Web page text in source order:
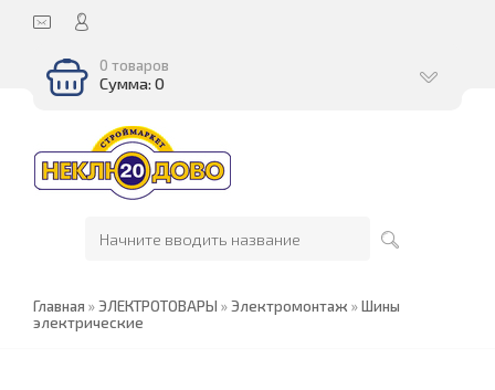
0 товаров
Сумма: 0
Главная »ЭЛЕКТРОТОВАРЫ »Электромонтаж »Шины
электрические